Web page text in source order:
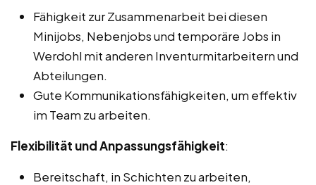
Fähigkeit zur Zusammenarbeit bei diesen
Minijobs, Nebenjobs und temporäre Jobs in
Werdohl mit anderen Inventurmitarbeitern und
Abteilungen.
Gute Kommunikationsfähigkeiten, um effektiv
im Team zu arbeiten.
Flexibilität und Anpassungsfähigkeit:
Bereitschaft, in Schichten zu arbeiten,